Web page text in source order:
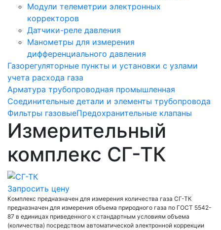
Модули телеметрии электронных
корректоров
Датчики-реле давления
Манометры для измерения
дифференциального давления
Газорегуляторные пункты и установки с узлами
учета расхода газа
Арматура трубопроводная промышленная
Соединительные детали и элементы трубопровода
Фильтры газовыеПредохранительные клапаны
Измерительный
комплекс СГ-ТК
Запросить цену
Комплекс предназначен для измерения количества газа СГ-ТК
предназначен для измерения объема природного газа по ГОСТ 5542-
87 в единицах приведенного к стандартным условиям объема
(количества) посредством автоматической электронной коррекции